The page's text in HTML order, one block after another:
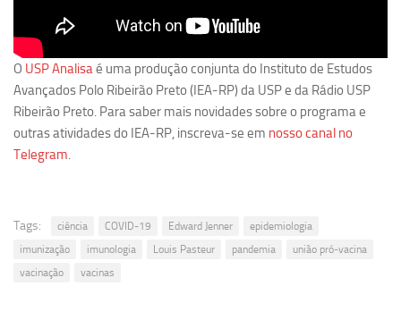
Newsletter
O USP Analisaé uma produção conjunta do Instituto de Estudos
Avançados Polo Ribeirão Preto (IEA-RP) da USP e da Rádio USP
Ribeirão Preto. Para saber mais novidades sobre o programa e
outras atividades do IEA-RP, inscreva-se em nosso canal no
Telegram.
Tags: ciência COVID-19 Edward Jenner
epidemiologia
imunização
imunologia Louis Pasteur pandemia
união pró-vacina
vacinação
vacinas